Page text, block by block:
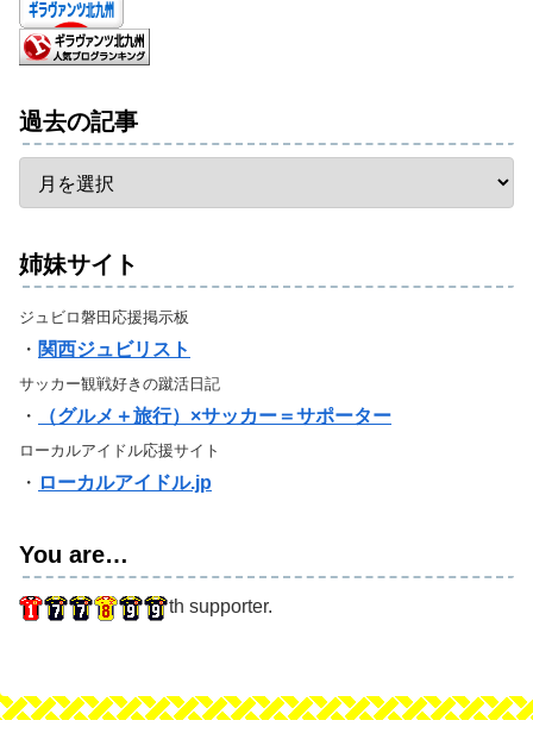
過去の記事
姉妹サイト
ジュビロ磐田応援掲示板
・ 関西ジュビリスト
サッカー観戦好きの蹴活日記
・ （グルメ＋旅行）×サッカー＝サポーター
ローカルアイドル応援サイト
・ ローカルアイドル.jp
You are…
th supporter.